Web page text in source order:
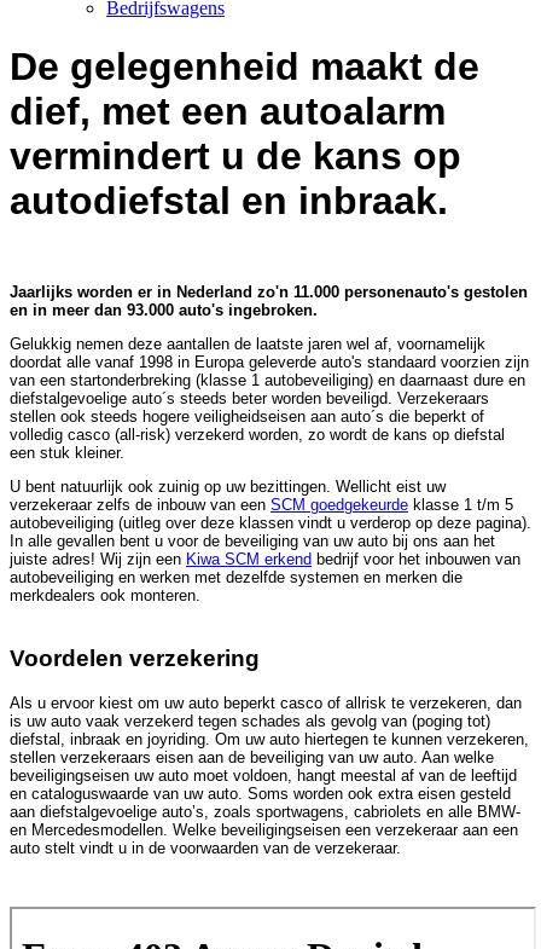
Bedrijfswagens
De gelegenheid maakt de
dief, met een autoalarm
vermindert u de kans op
autodiefstal en inbraak.
Jaarlijks worden er in Nederland zo'n 11.000 personenauto's gestolen
en in meer dan 93.000 auto's ingebroken.
Gelukkig nemen deze aantallen de laatste jaren wel af, voornamelijk
doordat alle vanaf 1998 in Europa geleverde auto's standaard voorzien zijn
van een startonderbreking (klasse 1 autobeveiliging) en daarnaast dure en
diefstalgevoelige auto´s steeds beter worden beveiligd. Verzekeraars
stellen ook steeds hogere veiligheidseisen aan auto´s die beperkt of
volledig casco (all-risk) verzekerd worden, zo wordt de kans op diefstal
een stuk kleiner.
U bent natuurlijk ook zuinig op uw bezittingen. Wellicht eist uw
verzekeraar zelfs de inbouw van een SCM goedgekeurde klasse 1 t/m 5
autobeveiliging (uitleg over deze klassen vindt u verderop op deze pagina).
In alle gevallen bent u voor de beveiliging van uw auto bij ons aan het
juiste adres! Wij zijn een Kiwa SCM erkend bedrijf voor het inbouwen van
autobeveiliging en werken met dezelfde systemen en merken die
merkdealers ook monteren.
Voordelen verzekering
Als u ervoor kiest om uw auto beperkt casco of allrisk te verzekeren, dan
is uw auto vaak verzekerd tegen schades als gevolg van (poging tot)
diefstal, inbraak en joyriding. Om uw auto hiertegen te kunnen verzekeren,
stellen verzekeraars eisen aan de beveiliging van uw auto. Aan welke
beveiligingseisen uw auto moet voldoen, hangt meestal af van de leeftijd
en cataloguswaarde van uw auto. Soms worden ook extra eisen gesteld
aan diefstalgevoelige auto’s, zoals sportwagens, cabriolets en alle BMW-
en Mercedesmodellen. Welke beveiligingseisen een verzekeraar aan een
auto stelt vindt u in de voorwaarden van de verzekeraar.